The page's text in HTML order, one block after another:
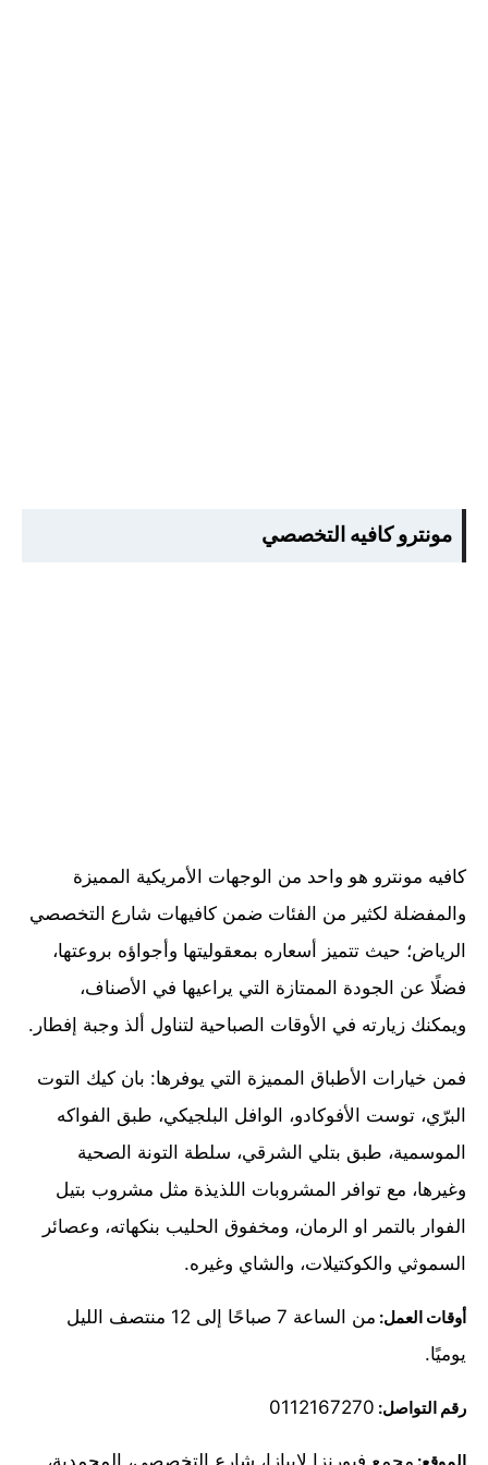
مونترو كافيه التخصصي
كافيه مونترو هو واحد من الوجهات الأمريكية المميزة
والمفضلة لكثير من الفئات ضمن كافيهات شارع التخصصي
الرياض؛ حيث تتميز أسعاره بمعقوليتها وأجواؤه بروعتها،
فضلًا عن الجودة الممتازة التي يراعيها في الأصناف،
ويمكنك زيارته في الأوقات الصباحية لتناول ألذ وجبة إفطار.
فمن خيارات الأطباق المميزة التي يوفرها: بان كيك التوت
البرّي، توست الأفوكادو، الوافل البلجيكي، طبق الفواكه
الموسمية، طبق بتلي الشرقي، سلطة التونة الصحية
وغيرها، مع توافر المشروبات اللذيذة مثل مشروب بتيل
الفوار بالتمر او الرمان، ومخفوق الحليب بنكهاته، وعصائر
السموثي والكوكتيلات، والشاي وغيره.
أوقات العمل:
من الساعة 7 صباحًا إلى 12 منتصف الليل
يوميًا.
رقم التواصل: 0112167270
الموقع: مجمع فيورنزا لابيازا، شارع التخصصي، المحمدية،